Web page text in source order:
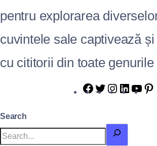
pentru explorarea
cuvintele sale captivează
cu cititorii din toate genurile
Search